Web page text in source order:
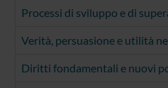
Processi di sviluppo e di
Verità, persuasione e utilità
Diritti fondamentali e nuovi